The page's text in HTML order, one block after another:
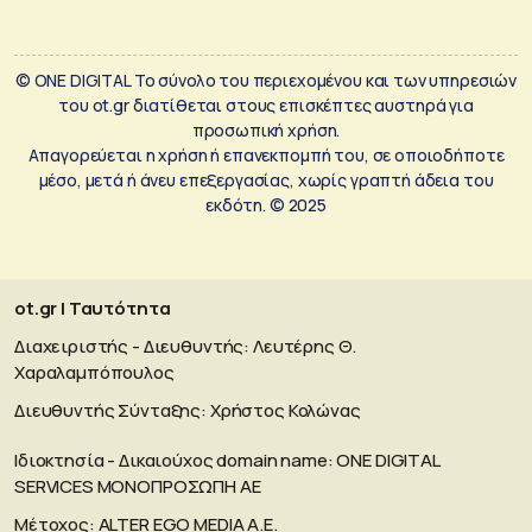
© ONE DIGITAL Το σύνολο του περιεχομένου και των υπηρεσιών
του ot.gr διατίθεται στους επισκέπτες αυστηρά για
προσωπική χρήση.
Απαγορεύεται η χρήση ή επανεκπομπή του, σε οποιοδήποτε
μέσο, μετά ή άνευ επεξεργασίας, χωρίς γραπτή άδεια του
εκδότη. © 2025
ot.gr | Ταυτότητα
Διαχειριστής - Διευθυντής: Λευτέρης Θ.
Χαραλαμπόπουλος
Διευθυντής Σύνταξης: Χρήστος Κολώνας
Ιδιοκτησία - Δικαιούχος domain name: ΟΝΕ DIGITAL
SERVICES MONOΠΡΟΣΩΠΗ ΑΕ
Μέτοχος: ALTER EGO MEDIA A.E.